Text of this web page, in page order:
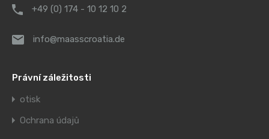
+49 (0) 174 - 10 12 10 2
info@maasscroatia.de
Právní záležitosti
otisk
Ochrana údajů